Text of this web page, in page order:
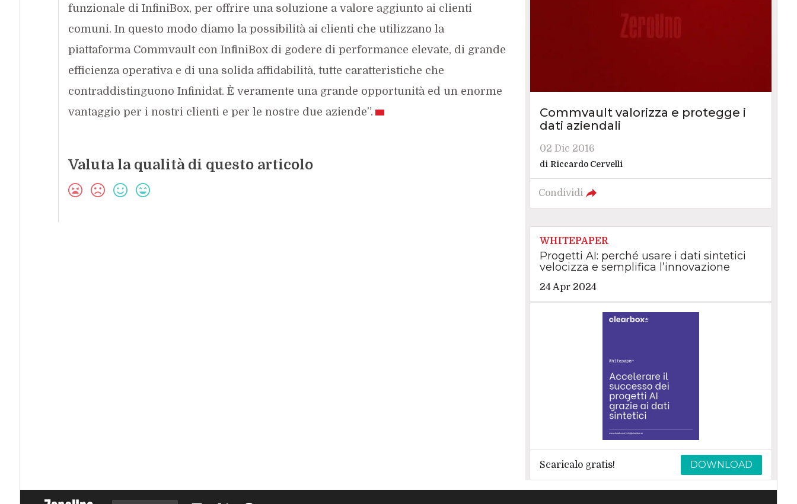
funzionale di InfiniBox, per offrire una soluzione a valore aggiunto ai clienti
comuni. In questo modo diamo la possibilità ai clienti che utilizzano la
piattaforma Commvault con InfiniBox di godere di performance elevate, di grande
efficienza operativa e di una solida affidabilità, tutte caratteristiche che
contraddistinguono Infinidat. È veramente una grande opportunità ed un enorme
vantaggio per i nostri clienti e per le nostre due aziende”.
Valuta la qualità di questo articolo
Commvault valorizza e protegge i
dati aziendali
02 Dic 2016
di Riccardo Cervelli
Condividi
WHITEPAPER
Progetti AI: perché usare i dati sintetici
velocizza e semplifica l’innovazione
24 Apr 2024
Scaricalo gratis! DOWNLOAD